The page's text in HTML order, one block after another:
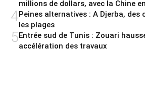
millions de dollars, avec la Chine
4Peines alternatives : A Djerba,
les plages
5Entrée sud de Tunis : Zouari
accélération des travaux